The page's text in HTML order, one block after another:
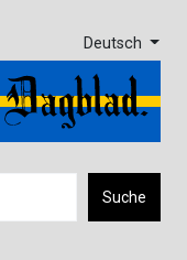
Deutsch
Suche